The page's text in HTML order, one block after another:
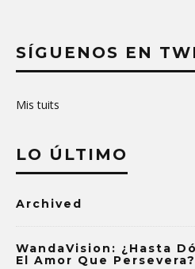
SÍGUENOS EN
Mis tuits
LO ÚLTIMO
Archived
WandaVision: ¿Hasta
El Amor Que Persevera?